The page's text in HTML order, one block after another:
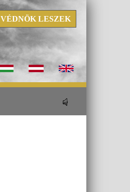
VÉDNÖK LESZEK